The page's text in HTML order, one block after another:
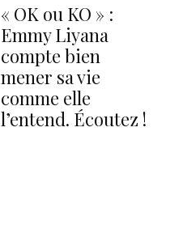
« OK ou KO » :
Emmy Liyana
compte bien
mener sa vie
comme elle
l’entend. Écoutez !